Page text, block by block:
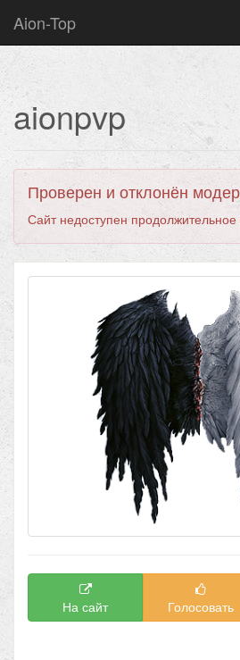
Aion-Top
aionpvp
Проверен и отклонён
Сайт недоступен
На сайт Голосовать